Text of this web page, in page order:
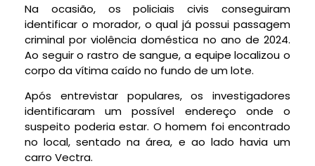
Na ocasião, os policiais civis conseguiram
identificar o morador, o qual já possui passagem
criminal por violência doméstica no ano de 2024.
Ao seguir o rastro de sangue, a equipe localizou o
corpo da vítima caído no fundo de um lote.
Após entrevistar populares, os investigadores
identificaram um possível endereço onde o
suspeito poderia estar. O homem foi encontrado
no local, sentado na área, e ao lado havia um
carro Vectra.